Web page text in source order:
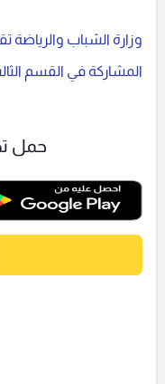
وزارة الشباب والرياضة
المشاركة في القسم
حمل